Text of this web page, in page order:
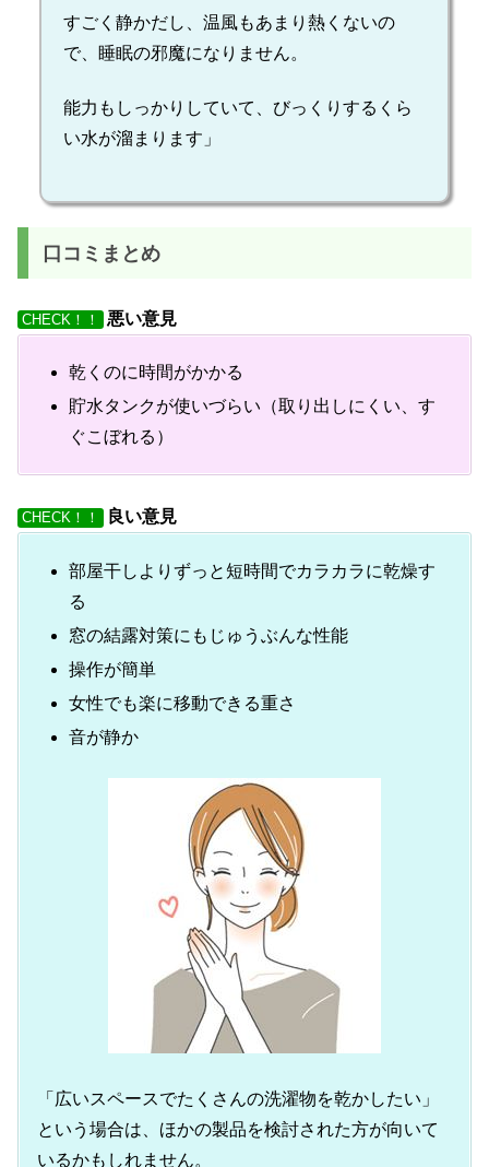
すごく静かだし、温風もあまり熱くないの
で、睡眠の邪魔になりません。
能力もしっかりしていて、びっくりするくら
い水が溜まります」
口コミまとめ
CHECK！！ 悪い意見
乾くのに時間がかかる
貯水タンクが使いづらい（取り出しにくい、す
ぐこぼれる）
CHECK！！ 良い意見
部屋干しよりずっと短時間でカラカラに乾燥す
る
窓の結露対策にもじゅうぶんな性能
操作が簡単
女性でも楽に移動できる重さ
音が静か
「広いスペースでたくさんの洗濯物を乾かしたい」
という場合は、ほかの製品を検討された方が向いて
いるかもしれません。